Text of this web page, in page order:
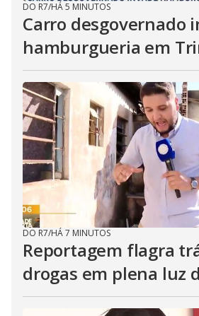
DO R7/HÁ 5 MINUTOS
Carro desgovernado
hamburgueria em
DO R7/HÁ 7 MINUTOS
Reportagem flagra
drogas em plena luz